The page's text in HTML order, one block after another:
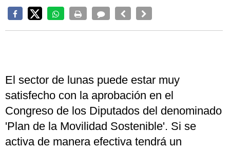
El sector de lunas puede estar muy
satisfecho con la aprobación en el
Congreso de los Diputados del denominado
'Plan de la Movilidad Sostenible'. Si se
activa de manera efectiva tendrá un